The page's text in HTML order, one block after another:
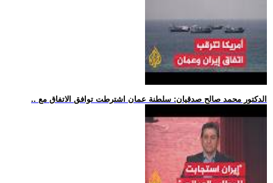
.. الدكتور محمد صالح صدقيان: سلطنة عمان اشترطت توافق الاتفاق مع